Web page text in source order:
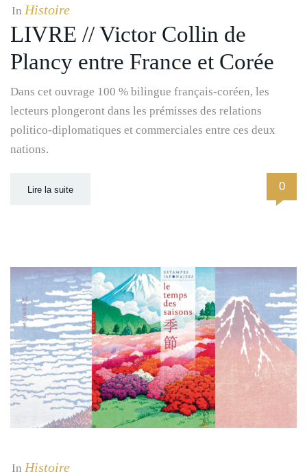
In Histoire
LIVRE // Victor Collin de
Plancy entre France et Corée
Dans cet ouvrage 100 % bilingue français-coréen, les
lecteurs plongeront dans les prémisses des relations
politico-diplomatiques et commerciales entre ces deux
nations.
Lire la suite 0
In Histoire